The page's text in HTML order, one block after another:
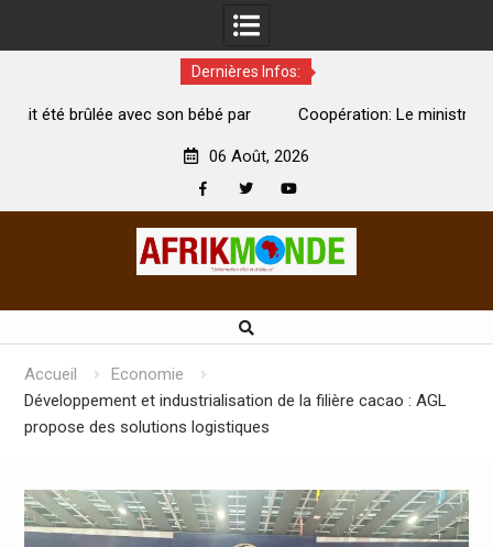
Dernières Infos:
Coopération: Le ministre Indien Kirti Vardhan Singh à
06 Août, 2026
Accueil
Economie
Développement et industrialisation de la filière cacao : AGL
propose des solutions logistiques